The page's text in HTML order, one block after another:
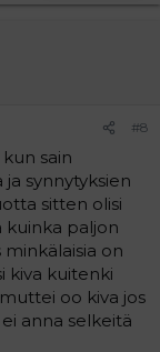
#8
sain
synnytyksien
sitten olisi
kuinka paljon
minkälaisia on
kiva kuitenki
oo kiva jos
anna selkeitä